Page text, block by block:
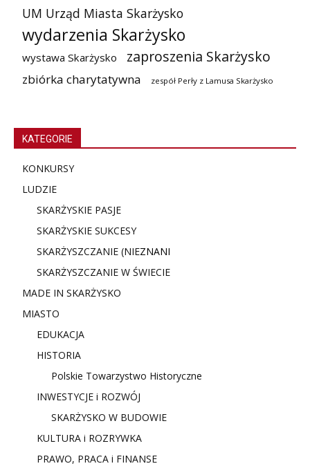
UM Urząd Miasta Skarżysko
wydarzenia Skarżysko
wystawa Skarżysko zaproszenia Skarżysko
zbiórka charytatywna zespół Perły z Lamusa Skarżysko
KATEGORIE
KONKURSY
LUDZIE
SKARŻYSKIE PASJE
SKARŻYSKIE SUKCESY
SKARŻYSZCZANIE (NIEZNANI
SKARŻYSZCZANIE W ŚWIECIE
MADE IN SKARŻYSKO
MIASTO
EDUKACJA
HISTORIA
Polskie Towarzystwo Historyczne
INWESTYCJE i ROZWÓJ
SKARŻYSKO W BUDOWIE
KULTURA i ROZRYWKA
PRAWO, PRACA i FINANSE